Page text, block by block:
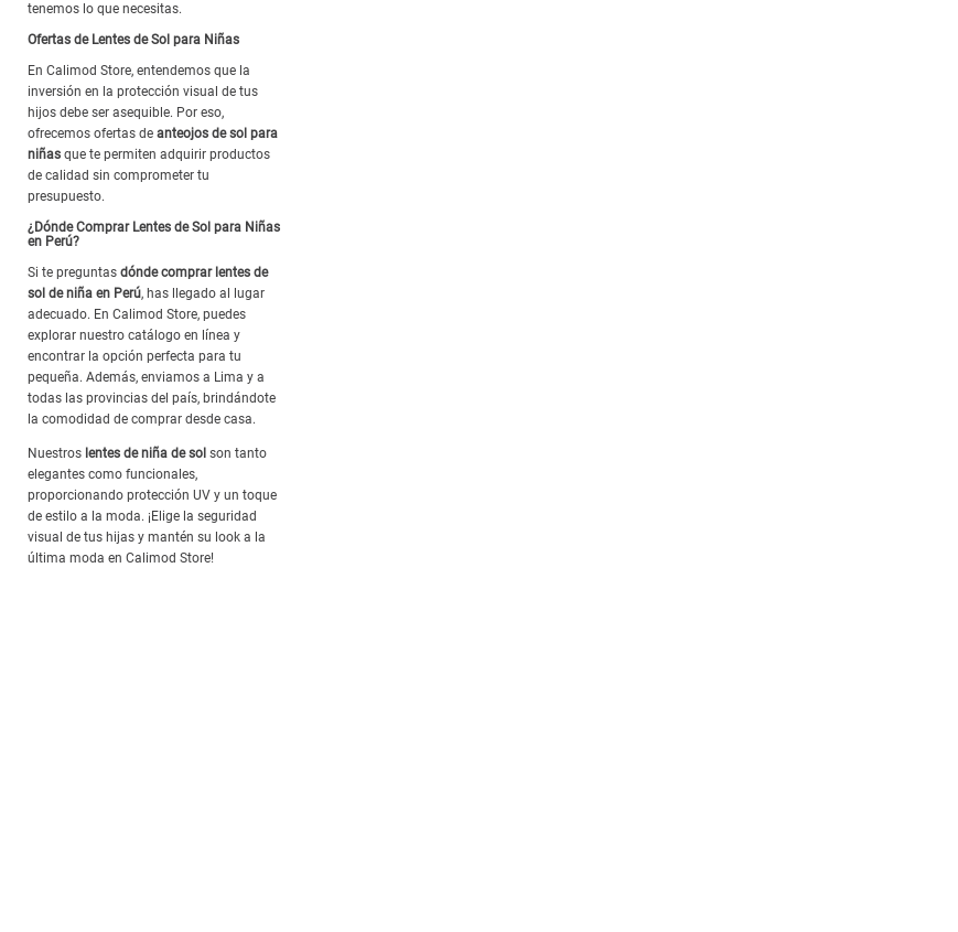
tenemos lo que necesitas.
Ofertas de Lentes de Sol para Niñas
En Calimod Store, entendemos que la
inversión en la protección visual de tus
hijos debe ser asequible. Por eso,
ofrecemos ofertas de anteojos de sol para
niñas que te permiten adquirir productos
de calidad sin comprometer tu
presupuesto.
¿Dónde Comprar Lentes de Sol para Niñas
en Perú?
Si te preguntas dónde comprar lentes de
sol de niña en Perú, has llegado al lugar
adecuado. En Calimod Store, puedes
explorar nuestro catálogo en línea y
encontrar la opción perfecta para tu
pequeña. Además, enviamos a Lima y a
todas las provincias del país, brindándote
la comodidad de comprar desde casa.
Nuestros lentes de niña de sol son tanto
elegantes como funcionales,
proporcionando protección UV y un toque
de estilo a la moda. ¡Elige la seguridad
visual de tus hijas y mantén su look a la
última moda en Calimod Store!